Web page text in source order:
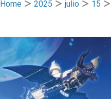
Home 2025 julio 15